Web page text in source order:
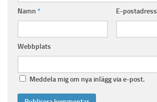
Namn * E-postadress
Webbplats
Meddela mig om nya inlägg via e-post.